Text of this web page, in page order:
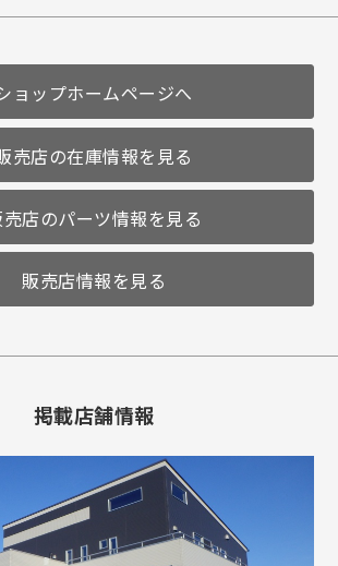
ョップホームページへ
売店の在庫情報を見る
店のパーツ情報を見る
販売店情報を見る
掲載店舗情報